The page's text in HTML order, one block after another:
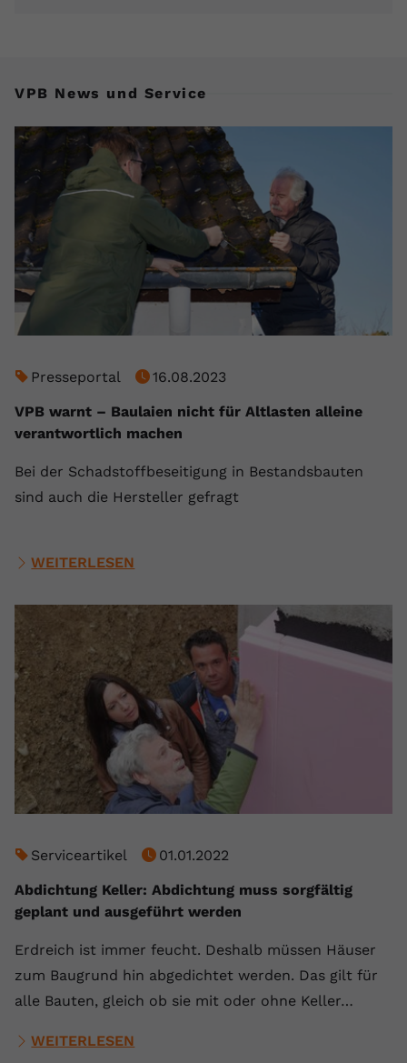
VPB News und Service
Presseportal
16.08.2023
VPB warnt – Baulaien nicht für Altlasten alleine
verantwortlich machen
Bei der Schadstoffbeseitigung in Bestandsbauten
sind auch die Hersteller gefragt
WEITERLESEN
Serviceartikel
01.01.2022
Abdichtung Keller: Abdichtung muss sorgfältig
geplant und ausgeführt werden
Erdreich ist immer feucht. Deshalb müssen Häuser
zum Baugrund hin abgedichtet werden. Das gilt für
alle Bauten, gleich ob sie mit oder ohne Keller…
WEITERLESEN